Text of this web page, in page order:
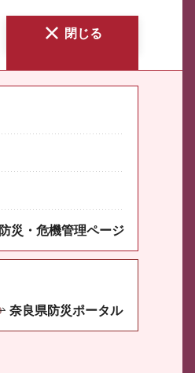
閉じる
防災・危機管理ページ
奈良県防災ポータル